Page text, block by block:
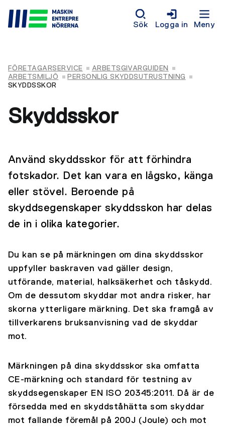
Sök Logga in Meny
FÖRETAGARSERVICE
ARBETSGIVARGUIDEN
ARBETSMILJÖ
PERSONLIG SKYDDSUTRUSTNING
SKYDDSSKOR
Skyddsskor
Använd skyddsskor för att förhindra
fotskador. Det kan vara en lågsko, känga
eller stövel. Beroende på
skyddsegenskaper skyddsskon har delas
de in i olika kategorier.
Du kan se på märkningen om dina skyddsskor
uppfyller baskraven vad gäller design,
utförande, material, halksäkerhet och tåskydd.
Om de dessutom skyddar mot andra risker, har
skorna ytterligare märkning. Det ska framgå av
tillverkarens bruksanvisning vad de skyddar
mot.
Märkningen på dina skyddsskor ska omfatta
CE-märkning och standard för testning av
skyddsegenskaper EN ISO 20345:2011. Då är de
försedda med en skyddståhätta som skyddar
mot fallande föremål på 200J (Joule) och mot